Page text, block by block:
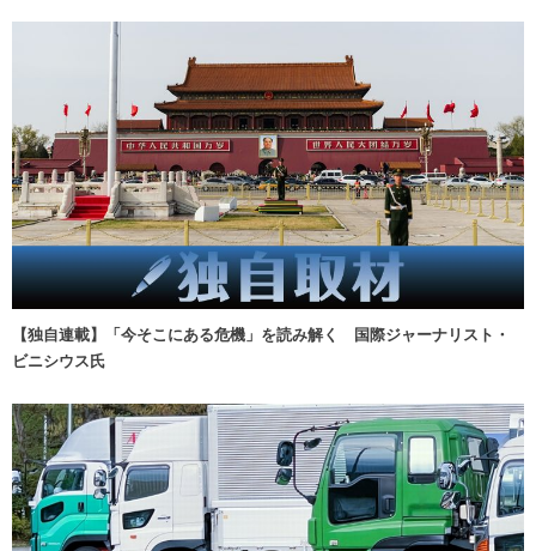
【独自連載】「今そこにある危機」を読み解く 国際ジャーナリスト・
ビニシウス氏